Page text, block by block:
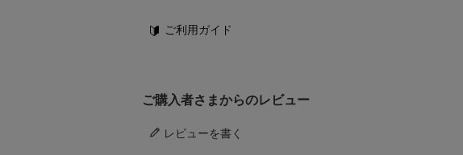
ご利用ガイド
ご購入者さまからのレビュー
レビューを書く